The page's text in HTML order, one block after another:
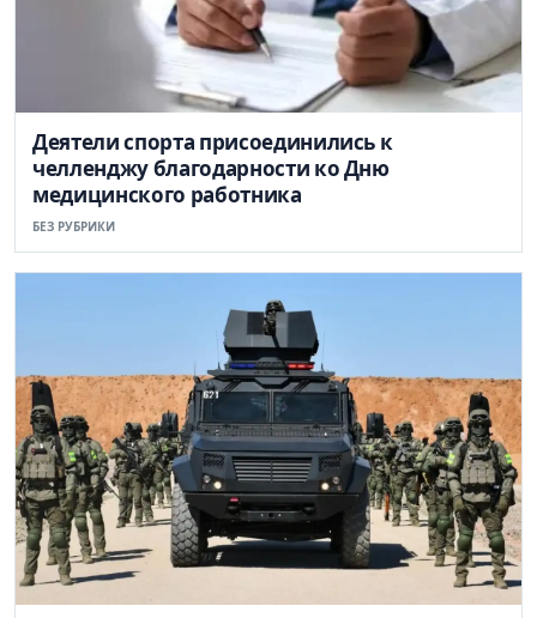
Деятели спорта присоединились к
челленджу благодарности ко Дню
медицинского работника
БЕЗ РУБРИКИ